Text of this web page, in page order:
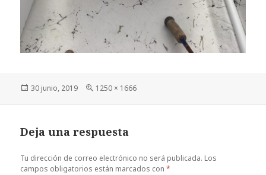
Publicado
30 junio, 2019
Tamaño
1250 × 1666
Deja una respuesta
Tu dirección de correo electrónico no será publicada. Los
campos obligatorios están marcados con*